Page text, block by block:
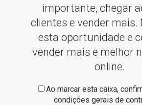
importante, chegar
clientes e vender mais.
esta oportunidade e
vender mais e melhor
online.
Ao marcar esta caixa,
condições gerais de